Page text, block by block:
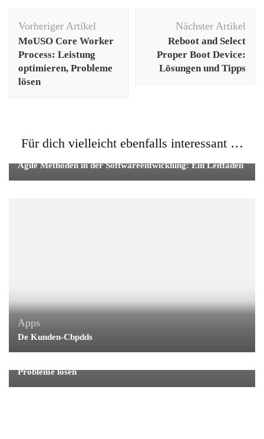
Vorheriger Artikel
MoUSO Core Worker
Process: Leistung
optimieren, Probleme
lösen
Nächster Artikel
Reboot and Select
Proper Boot Device:
Lösungen und Tipps
Für dich vielleicht ebenfalls interessant …
Apps
Agile Methoden in der Softwareentwicklung: Ein Leitfaden
Apps
De Kunden-Cbpdds
Probleme lösen